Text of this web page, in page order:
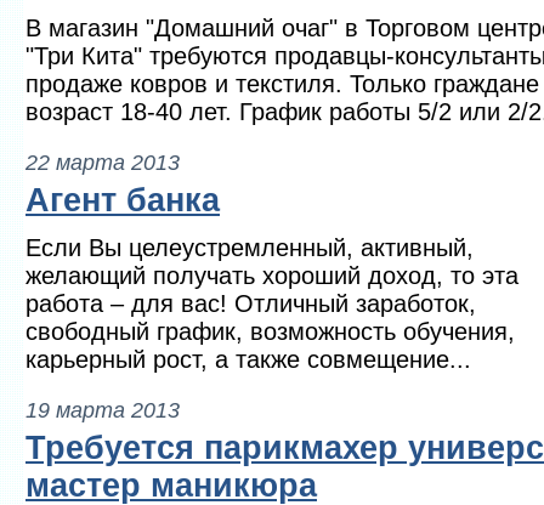
В магазин "Домашний очаг" в Торговом
"Три Кита" требуются продавцы-
продаже ковров и текстиля. Только
возраст 18-40 лет. График работы 5/2 или 2/
22 марта 2013
Агент банка
Если Вы целеустремленный, активный,
желающий получать хороший доход, то эта
работа – для вас! Отличный заработок,
свободный график, возможность обучения,
карьерный рост, а также совмещение...
19 марта 2013
Требуется парикмахер
мастер маникюра